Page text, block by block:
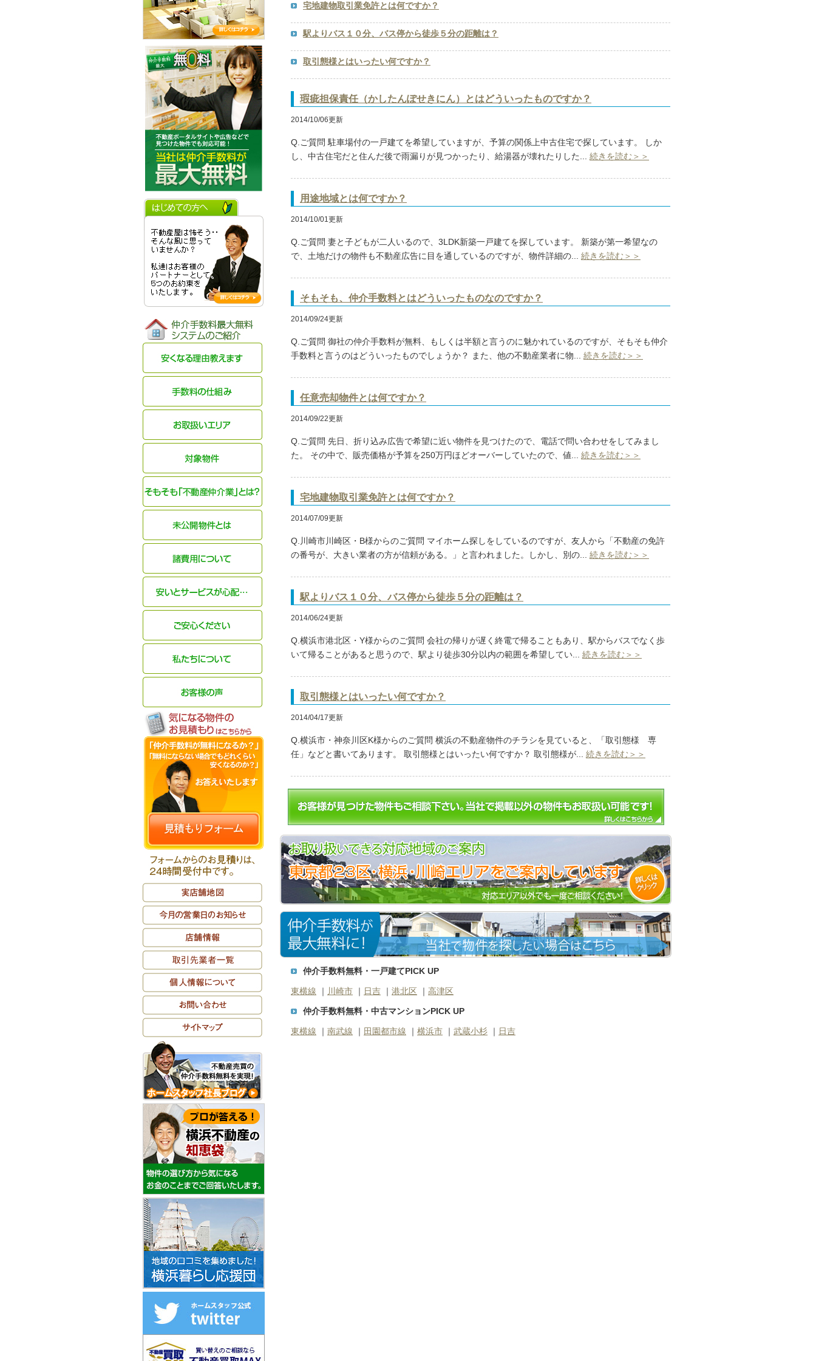
宅地建物取引業免許とは何ですか？
駅よりバス１０分、バス停から徒歩５分の距離は？
取引態様とはいったい何ですか？
瑕疵担保責任（かしたんぽせきにん）とはどういったものですか？
2014/10/06更新
Q.ご質問 駐車場付の一戸建てを希望していますが、予算の関係上中古住宅で探しています。 しか
し、中古住宅だと住んだ後で雨漏りが見つかったり、給湯器が壊れたりした... 続きを読む＞＞
用途地域とは何ですか？
2014/10/01更新
Q.ご質問 妻と子どもが二人いるので、3LDK新築一戸建てを探しています。 新築が第一希望なの
で、土地だけの物件も不動産広告に目を通しているのですが、物件詳細の... 続きを読む＞＞
そもそも、仲介手数料とはどういったものなのですか？
2014/09/24更新
Q.ご質問 御社の仲介手数料が無料、もしくは半額と言うのに魅かれているのですが、そもそも仲介
手数料と言うのはどういったものでしょうか？ また、他の不動産業者に物... 続きを読む＞＞
任意売却物件とは何ですか？
2014/09/22更新
Q.ご質問 先日、折り込み広告で希望に近い物件を見つけたので、電話で問い合わせをしてみまし
た。 その中で、販売価格が予算を250万円ほどオーバーしていたので、値... 続きを読む＞＞
宅地建物取引業免許とは何ですか？
2014/07/09更新
Q.川崎市川崎区・B様からのご質問 マイホーム探しをしているのですが、友人から「不動産の免許
の番号が、大きい業者の方が信頼がある。」と言われました。しかし、別の... 続きを読む＞＞
駅よりバス１０分、バス停から徒歩５分の距離は？
2014/06/24更新
Q.横浜市港北区・Y様からのご質問 会社の帰りが遅く終電で帰ることもあり、駅からバスでなく歩
いて帰ることがあると思うので、駅より徒歩30分以内の範囲を希望してい... 続きを読む＞＞
取引態様とはいったい何ですか？
2014/04/17更新
Q.横浜市・神奈川区K様からのご質問 横浜の不動産物件のチラシを見ていると、「取引態様 専
任」などと書いてあります。 取引態様とはいったい何ですか？ 取引態様が... 続きを読む＞＞
仲介手数料無料・一戸建てPICK UP
東横線 ｜ 川崎市 ｜ 日吉 ｜ 港北区 ｜ 高津区
仲介手数料無料・中古マンションPICK UP
東横線 ｜ 南武線 ｜ 田園都市線 ｜ 横浜市 ｜ 武蔵小杉 ｜ 日吉